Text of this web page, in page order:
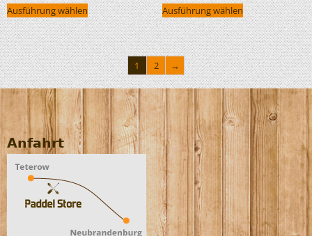
Ausführung wählen Ausführung wählen
1 2 →
Anfahrt